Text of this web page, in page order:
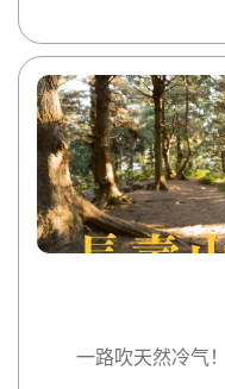
一路吹天然冷气